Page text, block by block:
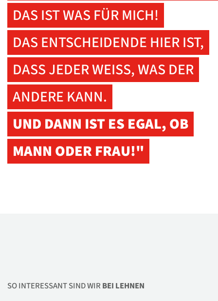
DAS IST WAS FÜR MICH!
DAS ENTSCHEIDENDE HIER IST,
DASS JEDER WEISS, WAS DER A
NDERE KANN.
UND DANN IST ES EGAL,OB
MANN ODER FRAU!"
SO INTERESSANT SIND WIR BEI LEHNEN